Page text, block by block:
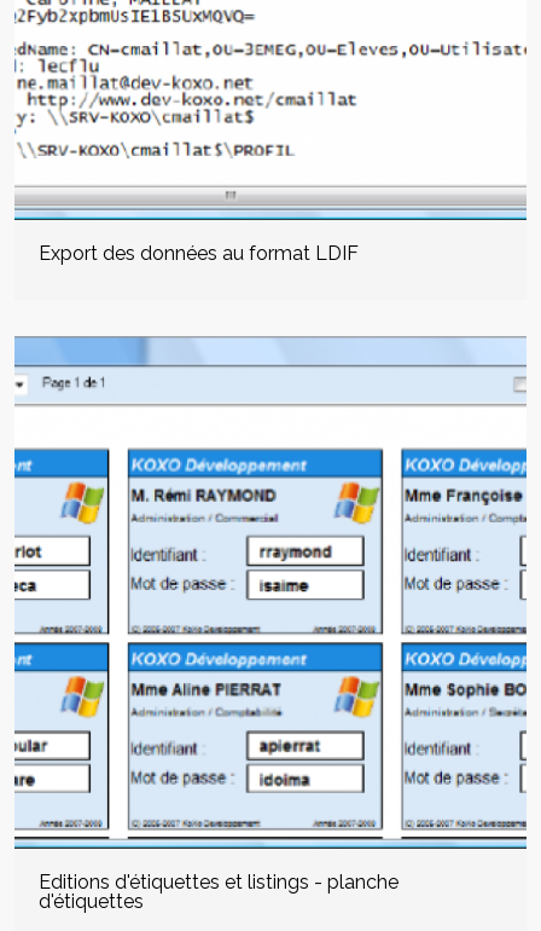
Export des données au format LDIF
Editions d'étiquettes et listings - planche
d'étiquettes